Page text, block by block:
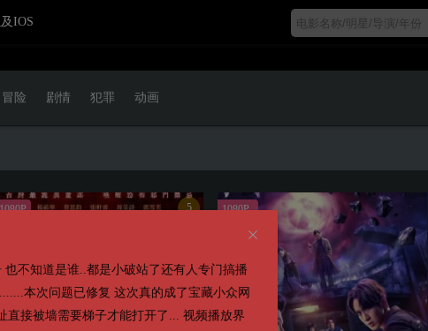
IOS
也不知道是谁..都是小破站了还有人专门搞播
本次问题已修复 这次真的成了宝藏小众网
直接被墙需要梯子才能打开了... 视频播放界
冒险 剧情 犯罪 动画
5
1080P
第八集